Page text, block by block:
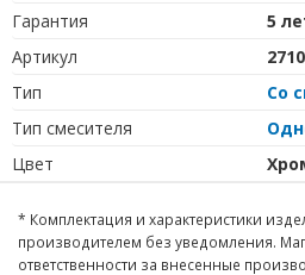
Гарантия
5
Артикул
Тип
Со
Тип cмесителя
Цвет
* Комплектация и характеристики
производителем без уведомления.
ответственности за внесенные